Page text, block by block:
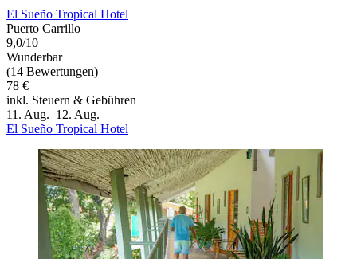
El Sueño Tropical Hotel
Puerto Carrillo
9,0/10
Wunderbar
(14 Bewertungen)
78 €
inkl. Steuern & Gebühren
11. Aug.–12. Aug.
El Sueño Tropical Hotel